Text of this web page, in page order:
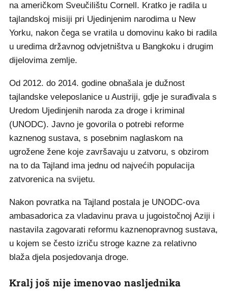
na američkom Sveučilištu Cornell. Kratko je radila u
tajlandskoj misiji pri Ujedinjenim narodima u New
Yorku, nakon čega se vratila u domovinu kako bi radila
u uredima državnog odvjetništva u Bangkoku i drugim
dijelovima zemlje.
Od 2012. do 2014. godine obnašala je dužnost
tajlandske veleposlanice u Austriji, gdje je surađivala s
Uredom Ujedinjenih naroda za droge i kriminal
(UNODC). Javno je govorila o potrebi reforme
kaznenog sustava, s posebnim naglaskom na
ugrožene žene koje završavaju u zatvoru, s obzirom
na to da Tajland ima jednu od najvećih populacija
zatvorenica na svijetu.
Nakon povratka na Tajland postala je UNODC-ova
ambasadorica za vladavinu prava u jugoistočnoj Aziji i
nastavila zagovarati reformu kaznenopravnog sustava,
u kojem se često izriču stroge kazne za relativno
blaža djela posjedovanja droge.
Kralj još nije imenovao nasljednika